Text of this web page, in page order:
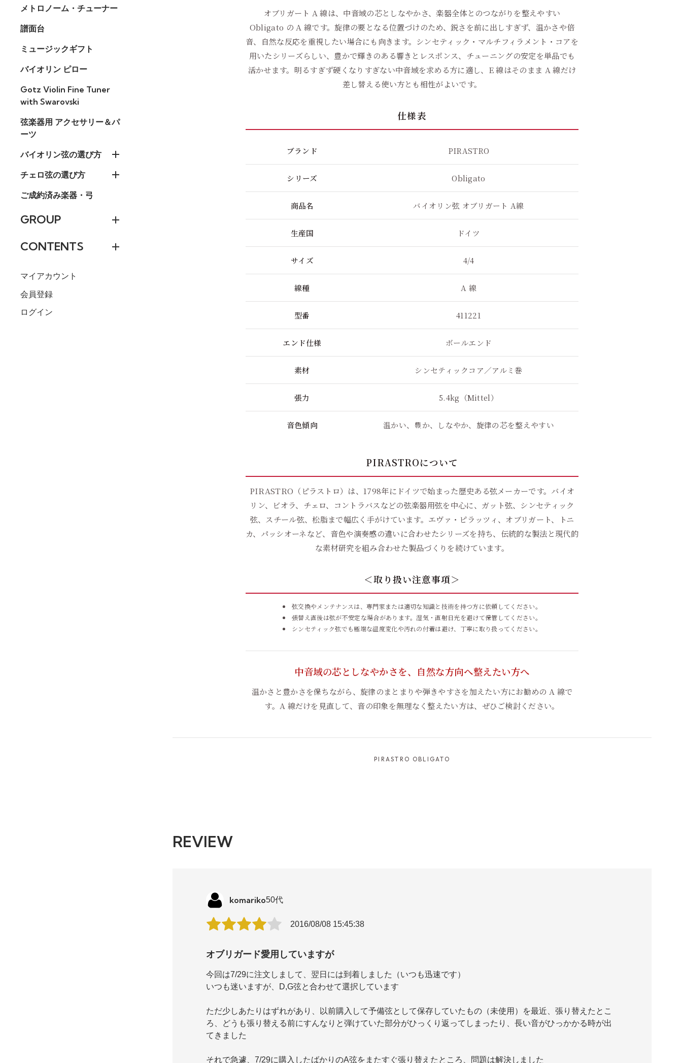
メトロノーム・チューナー
譜面台
ミュージックギフト
バイオリン ピロー
Gotz Violin Fine Tuner
with Swarovski
弦楽器用 アクセサリー＆パ
ーツ
バイオリン弦の選び方
チェロ弦の選び方
ご成約済み楽器・弓
GROUP
CONTENTS
マイアカウント
会員登録
ログイン
オブリガート A 線は、中音域の芯としなやかさ、楽器全体とのつながりを整えやすい
Obligato の A 線です。旋律の要となる位置づけのため、鋭さを前に出しすぎず、温かさや倍
音、自然な反応を重視したい場合にも向きます。シンセティック・マルチフィラメント・コアを
用いたシリーズらしい、豊かで輝きのある響きとレスポンス、チューニングの安定を単品でも
活かせます。明るすぎず硬くなりすぎない中音域を求める方に適し、E 線はそのまま A 線だけ
差し替える使い方とも相性がよいです。
仕様表
ブランド PIRASTRO
シリーズ Obligato
商品名 バイオリン弦 オブリガート A線
生産国 ドイツ
サイズ 4/4
線種 A 線
型番 411221
エンド仕様 ボールエンド
素材 シンセティックコア／アルミ巻
張力 5.4kg（Mittel）
音色傾向 温かい、豊か、しなやか、旋律の芯を整えやすい
PIRASTROについて
PIRASTRO（ピラストロ）は、1798年にドイツで始まった歴史ある弦メーカーです。バイオ
リン、ビオラ、チェロ、コントラバスなどの弦楽器用弦を中心に、ガット弦、シンセティック
弦、スチール弦、松脂まで幅広く手がけています。エヴァ・ピラッツィ、オブリガート、トニ
カ、パッシオーネなど、音色や演奏感の違いに合わせたシリーズを持ち、伝統的な製法と現代的
な素材研究を組み合わせた製品づくりを続けています。
＜取り扱い注意事項＞
弦交換やメンテナンスは、専門家または適切な知識と技術を持つ方に依頼してください。
張替え直後は弦が不安定な場合があります。湿気・直射日光を避けて保管してください。
シンセティック弦でも極端な温度変化や汚れの付着は避け、丁寧に取り扱ってください。
中音域の芯としなやかさを、自然な方向へ整えたい方へ
温かさと豊かさを保ちながら、旋律のまとまりや弾きやすさを加えたい方にお勧めの A 線で
す。A 線だけを見直して、音の印象を無理なく整えたい方は、ぜひご検討ください。
PIRASTRO OBLIGATO
REVIEW
komariko50代
2016/08/08 15:45:38
オブリガード愛用していますが
今回は7/29に注文しまして、翌日には到着しました（いつも迅速です）
いつも迷いますが、D,G弦と合わせて選択しています
ただ少しあたりはずれがあり、以前購入して予備弦として保存していたもの（未使用）を最近、張り替えたとこ
ろ、どうも張り替える前にすんなりと弾けていた部分がひっくり返ってしまったり、長い音がひっかかる時が出
てきました
それで急遽、7/29に購入したばかりのA弦をまたすぐ張り替えたところ、問題は解決しました